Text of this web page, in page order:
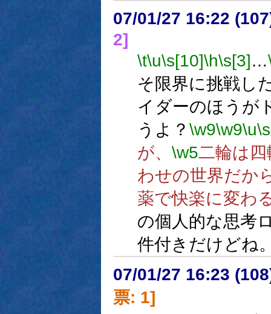
07/01/27 16:22
2]
\t\u\s[10]\h\s[3]…
そ限界に挑戦し
イダーのほうが
うよ？ \w9\w9\u
が、 \w5二輪は
わせの世界だか
薬で快楽に変わ
の個人的な思考
件付きだけどね
07/01/27 16:23
票: 1]